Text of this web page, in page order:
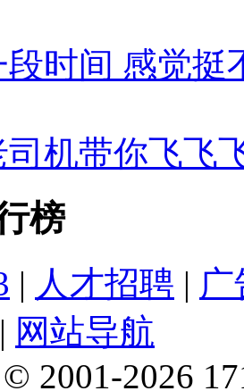
时间 感觉挺
机带你飞飞
榜
| 人才招聘 |
| 网站导航
2001-2026